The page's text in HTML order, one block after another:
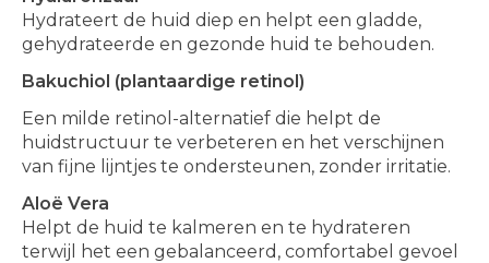
Hydrateert de huid diep en helpt een gladde,
gehydrateerde en gezonde huid te behouden.
Bakuchiol (plantaardige retinol)
Een milde retinol-alternatief die helpt de
huidstructuur te verbeteren en het verschijnen
van fijne lijntjes te ondersteunen, zonder irritatie.
Aloë Vera
Helpt de huid te kalmeren en te hydrateren
terwijl het een gebalanceerd, comfortabel gevoel